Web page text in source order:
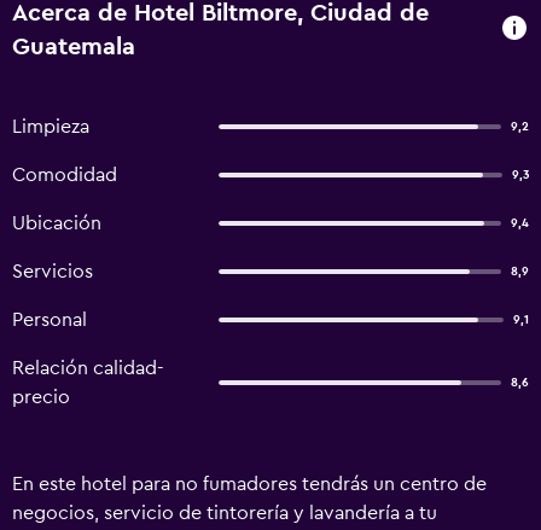
Acerca de Hotel Biltmore, Ciudad de
Guatemala
Limpieza 9,2
Comodidad 9,3
Ubicación 9,4
Servicios 8,9
Personal 9,1
Relación calidad-
precio
8,6
En este hotel para no fumadores tendrás un centro de
negocios, servicio de tintorería y lavandería a tu